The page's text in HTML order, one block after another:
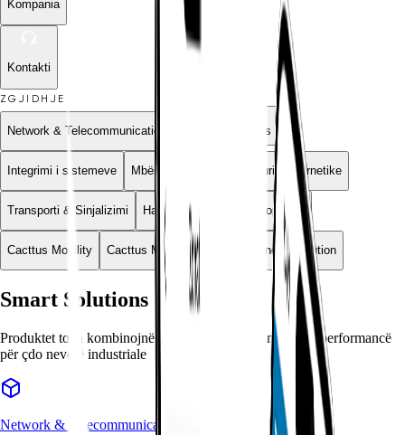
Kompania
Kontakti
ZGJIDHJE
Network & Telecommunications Smart Solutions
Integrimi i sistemeve Mbështetja teknike Siguria kibernetike
Transporti & Sinjalizimi Harrisia Software Development
Cacttus Mobility Cacttus Media Cacttus Business Solution
Smart Solutions
Produktet tona kombinojnë inovacion, besueshmëri dhe performancë
për çdo nevojë industriale
Network & Telecommunications